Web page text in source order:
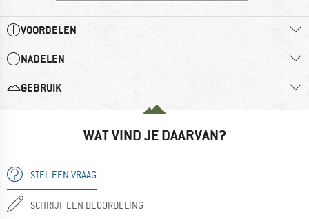
VOORDELEN
NADELEN
GEBRUIK
WAT VIND JE DAARVAN?
STEL EEN VRAAG
SCHRIJF EEN BEOORDELING